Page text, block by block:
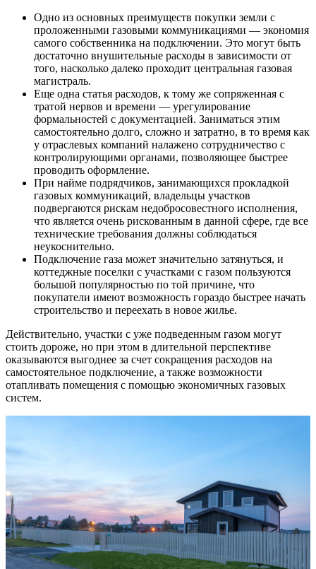
Одно из основных преимуществ покупки земли с
проложенными газовыми коммуникациями — экономия
самого собственника на подключении. Это могут быть
достаточно внушительные расходы в зависимости от
того, насколько далеко проходит центральная газовая
магистраль.
Еще одна статья расходов, к тому же сопряженная с
тратой нервов и времени — урегулирование
формальностей с документацией. Заниматься этим
самостоятельно долго, сложно и затратно, в то время как
у отраслевых компаний налажено сотрудничество с
контролирующими органами, позволяющее быстрее
проводить оформление.
При найме подрядчиков, занимающихся прокладкой
газовых коммуникаций, владельцы участков
подвергаются рискам недобросовестного исполнения,
что является очень рискованным в данной сфере, где все
технические требования должны соблюдаться
неукоснительно.
Подключение газа может значительно затянуться, и
коттеджные поселки с участками с газом пользуются
большой популярностью по той причине, что
покупатели имеют возможность гораздо быстрее начать
строительство и переехать в новое жилье.
Действительно, участки с уже подведенным газом могут
стоить дороже, но при этом в длительной перспективе
оказываются выгоднее за счет сокращения расходов на
самостоятельное подключение, а также возможности
отапливать помещения с помощью экономичных газовых
систем.